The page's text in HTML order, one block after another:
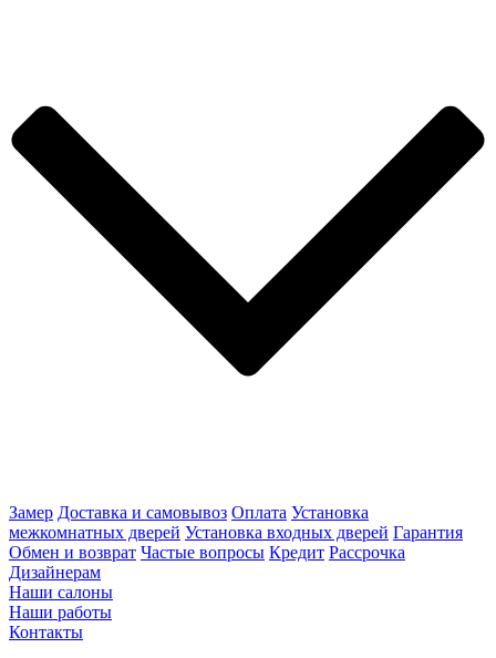
Замер Доставка и самовывоз Оплата Установка
межкомнатных дверей Установка входных дверей Гарантия
Обмен и возврат Частые вопросы Кредит Рассрочка
Дизайнерам
Наши салоны
Наши работы
Контакты